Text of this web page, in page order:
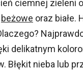
ciemnej zieleni
beżowe oraz białe.
delikatnym
Błękit nieba lub